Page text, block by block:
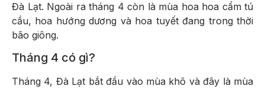
Đà Lạt. Ngoài ra tháng 4 còn là mùa hoa hoa cẩm tú
cầu, hoa hướng dương và hoa tuyết đang trong thời
bão giông.
Tháng 4 có gì?
Tháng 4, Đà Lạt bắt đầu vào mùa khô và đây là mùa